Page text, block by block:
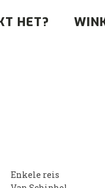
HET?
Enkele reis